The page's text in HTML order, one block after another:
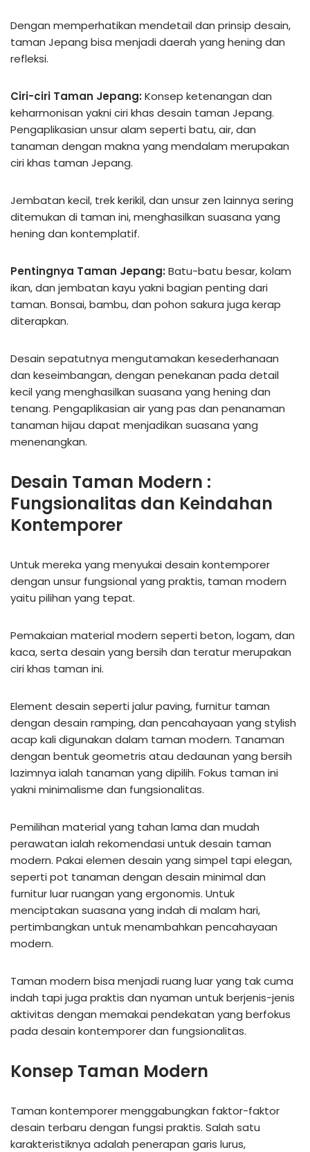
Dengan memperhatikan mendetail dan prinsip desain,
taman Jepang bisa menjadi daerah yang hening dan
refleksi.
Ciri-ciri Taman Jepang: Konsep ketenangan dan
keharmonisan yakni ciri khas desain taman Jepang.
Pengaplikasian unsur alam seperti batu, air, dan
tanaman dengan makna yang mendalam merupakan
ciri khas taman Jepang.
Jembatan kecil, trek kerikil, dan unsur zen lainnya sering
ditemukan di taman ini, menghasilkan suasana yang
hening dan kontemplatif.
Pentingnya Taman Jepang: Batu-batu besar, kolam
ikan, dan jembatan kayu yakni bagian penting dari
taman. Bonsai, bambu, dan pohon sakura juga kerap
diterapkan.
Desain sepatutnya mengutamakan kesederhanaan
dan keseimbangan, dengan penekanan pada detail
kecil yang menghasilkan suasana yang hening dan
tenang. Pengaplikasian air yang pas dan penanaman
tanaman hijau dapat menjadikan suasana yang
menenangkan.
Desain Taman Modern :
Fungsionalitas dan Keindahan
Kontemporer
Untuk mereka yang menyukai desain kontemporer
dengan unsur fungsional yang praktis, taman modern
yaitu pilihan yang tepat.
Pemakaian material modern seperti beton, logam, dan
kaca, serta desain yang bersih dan teratur merupakan
ciri khas taman ini.
Element desain seperti jalur paving, furnitur taman
dengan desain ramping, dan pencahayaan yang stylish
acap kali digunakan dalam taman modern. Tanaman
dengan bentuk geometris atau dedaunan yang bersih
lazimnya ialah tanaman yang dipilih. Fokus taman ini
yakni minimalisme dan fungsionalitas.
Pemilihan material yang tahan lama dan mudah
perawatan ialah rekomendasi untuk desain taman
modern. Pakai elemen desain yang simpel tapi elegan,
seperti pot tanaman dengan desain minimal dan
furnitur luar ruangan yang ergonomis. Untuk
menciptakan suasana yang indah di malam hari,
pertimbangkan untuk menambahkan pencahayaan
modern.
Taman modern bisa menjadi ruang luar yang tak cuma
indah tapi juga praktis dan nyaman untuk berjenis-jenis
aktivitas dengan memakai pendekatan yang berfokus
pada desain kontemporer dan fungsionalitas.
Konsep Taman Modern
Taman kontemporer menggabungkan faktor-faktor
desain terbaru dengan fungsi praktis. Salah satu
karakteristiknya adalah penerapan garis lurus,